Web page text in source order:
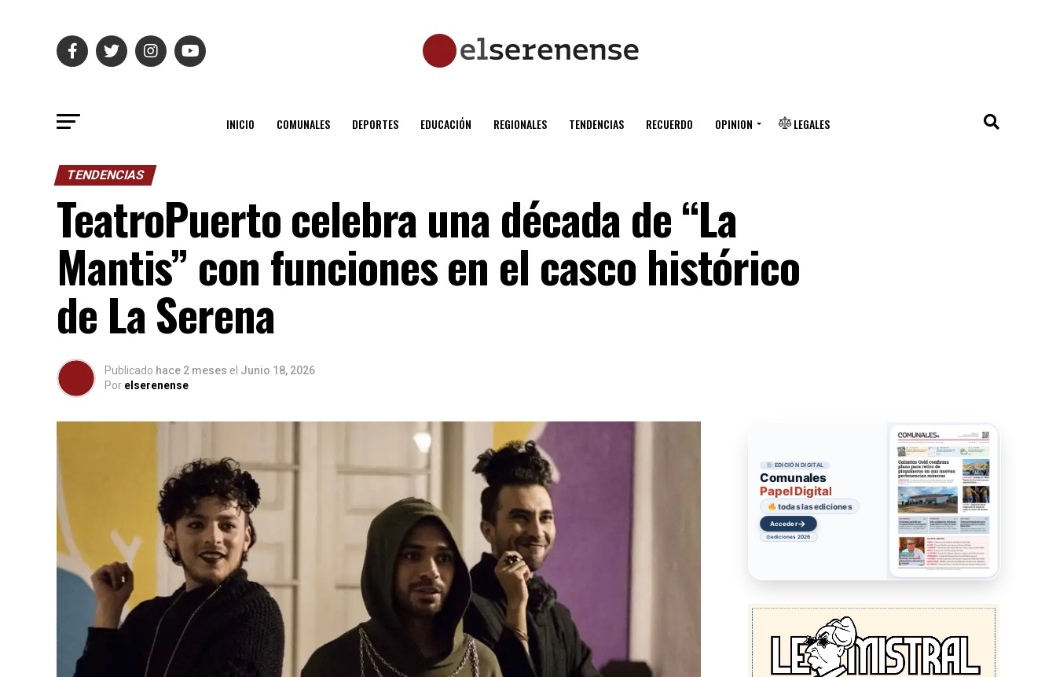
INICIO COMUNALES DEPORTES EDUCACIÓN REGIONALES TENDENCIAS RECUERDO OPINION LEGALES
TENDENCIAS
TeatroPuerto celebra una década de “La
Mantis” con funciones en el casco histórico
de La Serena
Publicado hace 2 meses el Junio 18, 2026
Por elserenense
EDICIÓN DIGITAL
Comunales
Papel Digital
todas las ediciones
Acceder→
ediciones 2026